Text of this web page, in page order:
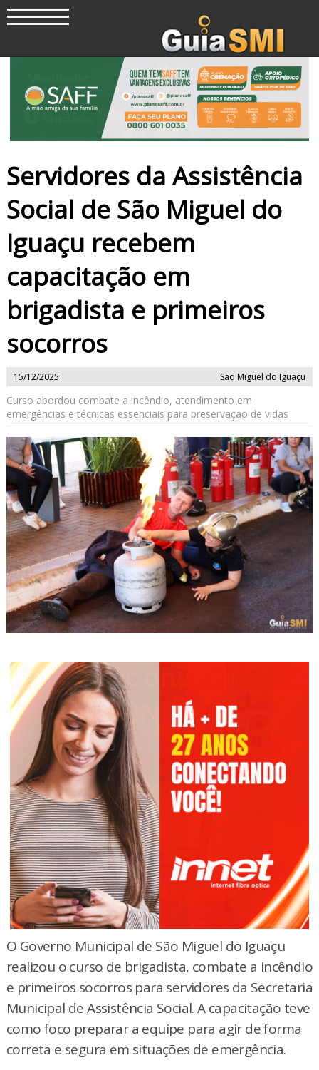
Servidores da Assistência
Social de São Miguel do
Iguaçu recebem
capacitação em
brigadista e primeiros
socorros
15/12/2025 São Miguel do Iguaçu
Curso abordou combate a incêndio, atendimento em
emergências e técnicas essenciais para preservação de vidas
O Governo Municipal de São Miguel do Iguaçu
realizou o curso de brigadista, combate a incêndio
e primeiros socorros para servidores da Secretaria
Municipal de Assistência Social. A capacitação teve
como foco preparar a equipe para agir de forma
correta e segura em situações de emergência.